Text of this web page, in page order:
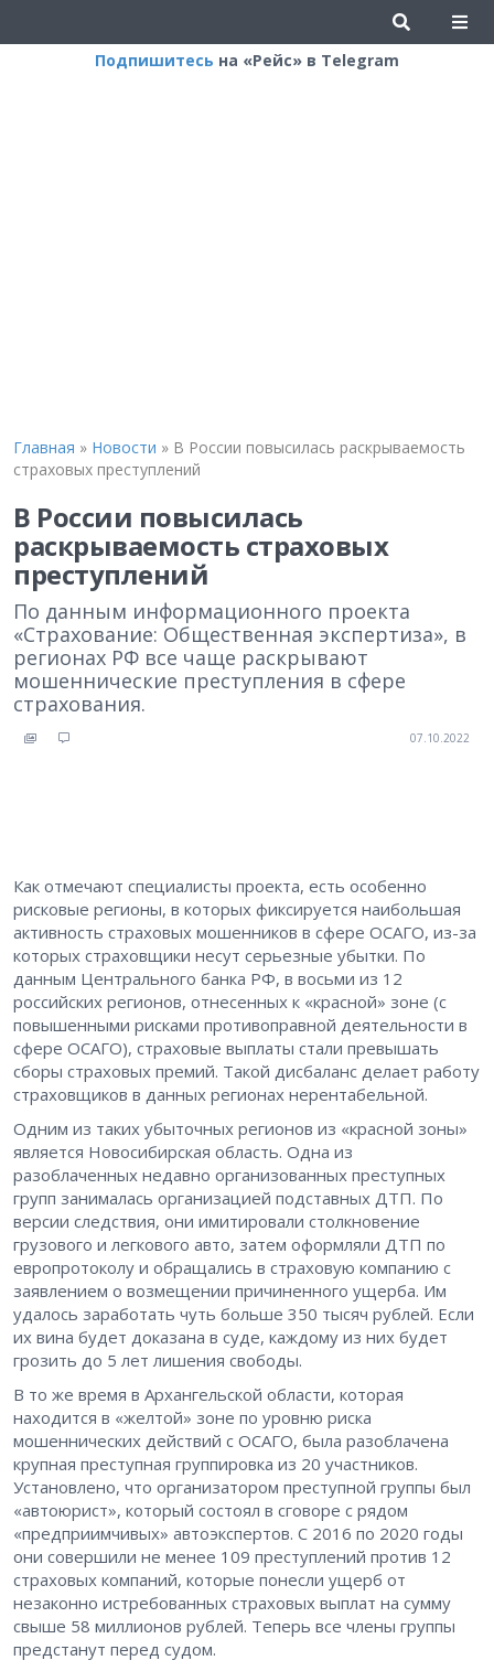
Подпишитесь на «Рейс» в Telegram
Главная » Новости » В России повысилась раскрываемость
страховых преступлений
В России повысилась
раскрываемость страховых
преступлений
По данным информационного проекта
«Страхование: Общественная экспертиза», в
регионах РФ все чаще раскрывают
мошеннические преступления в сфере
страхования.
07.10.2022
Как отмечают специалисты проекта, есть особенно
рисковые регионы, в которых фиксируется наибольшая
активность страховых мошенников в сфере ОСАГО, из-за
которых страховщики несут серьезные убытки. По
данным Центрального банка РФ, в восьми из 12
российских регионов, отнесенных к «красной» зоне (с
повышенными рисками противоправной деятельности в
сфере ОСАГО), страховые выплаты стали превышать
сборы страховых премий. Такой дисбаланс делает работу
страховщиков в данных регионах нерентабельной.
Одним из таких убыточных регионов из «красной зоны»
является Новосибирская область. Одна из
разоблаченных недавно организованных преступных
групп занималась организацией подставных ДТП. По
версии следствия, они имитировали столкновение
грузового и легкового авто, затем оформляли ДТП по
европротоколу и обращались в страховую компанию с
заявлением о возмещении причиненного ущерба. Им
удалось заработать чуть больше 350 тысяч рублей. Если
их вина будет доказана в суде, каждому из них будет
грозить до 5 лет лишения свободы.
В то же время в Архангельской области, которая
находится в «желтой» зоне по уровню риска
мошеннических действий с ОСАГО, была разоблачена
крупная преступная группировка из 20 участников.
Установлено, что организатором преступной группы был
«автоюрист», который состоял в сговоре с рядом
«предприимчивых» автоэкспертов. С 2016 по 2020 годы
они совершили не менее 109 преступлений против 12
страховых компаний, которые понесли ущерб от
незаконно истребованных страховых выплат на сумму
свыше 58 миллионов рублей. Теперь все члены группы
предстанут перед судом.